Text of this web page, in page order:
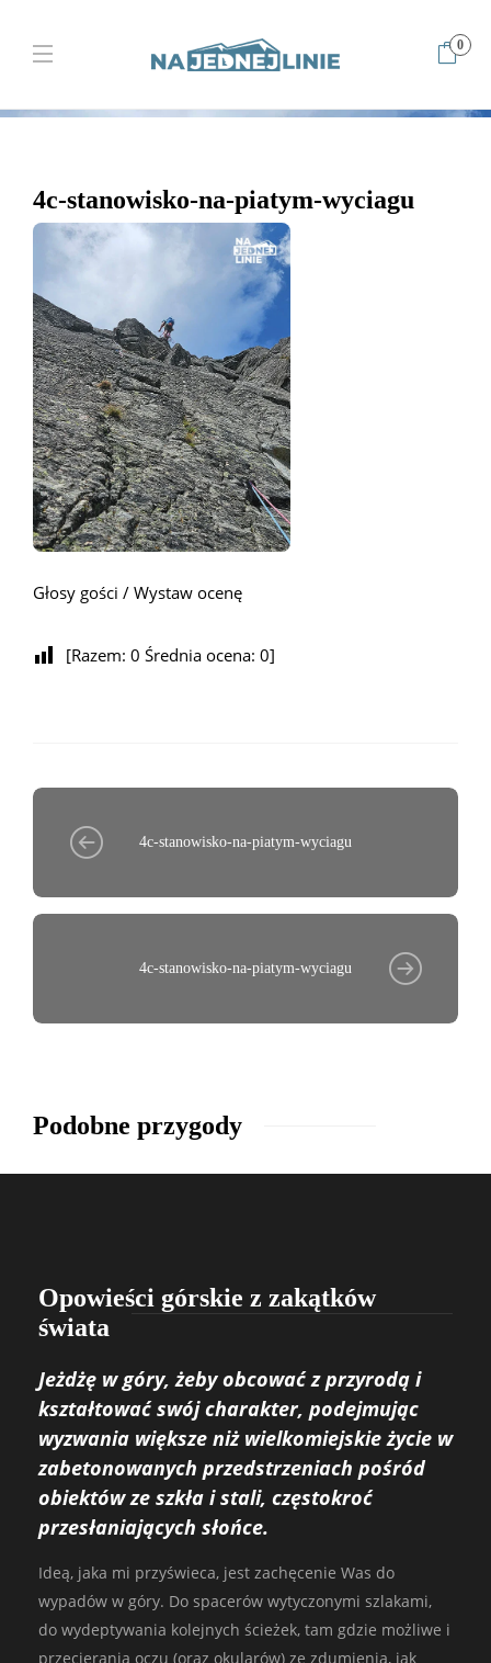
0
Home 4c-stanowisko-na-piatym-wyciagu
4c-stanowisko-na-
piatym-wyciagu
4c-stanowisko-na-piatym-wyciagu
Głosy gości / Wystaw ocenę
[Razem: 0 Średnia ocena: 0]
4c-stanowisko-na-piatym-wyciagu
4c-stanowisko-na-piatym-wyciagu
Podobne przygody
Opowieści górskie z zakątków
świata
Jeżdżę w góry, żeby obcować z przyrodą i
kształtować swój charakter, podejmując
wyzwania większe niż wielkomiejskie życie w
zabetonowanych przedstrzeniach pośród
obiektów ze szkła i stali, częstokroć
przesłaniających słońce.
Ideą, jaka mi przyświeca, jest zachęcenie Was do
wypadów w góry. Do spacerów wytyczonymi szlakami,
do wydeptywania kolejnych ścieżek, tam gdzie możliwe i
przecierania oczu (oraz okularów) ze zdumienia, jak